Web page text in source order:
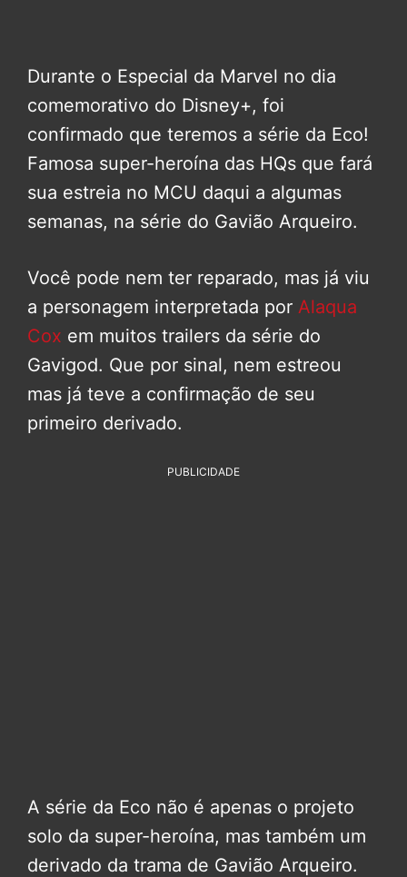
Durante o Especial da Marvel no dia
comemorativo do Disney+, foi
confirmado que teremos a série da Eco!
Famosa super-heroína das HQs que fará
sua estreia no MCU daqui a algumas
semanas, na série do Gavião Arqueiro.
Você pode nem ter reparado, mas já viu
a personagem interpretada por Alaqua
Cox em muitos trailers da série do
Gavigod. Que por sinal, nem estreou
mas já teve a confirmação de seu
primeiro derivado.
PUBLICIDADE
A série da Eco não é apenas o projeto
solo da super-heroína, mas também um
derivado da trama de Gavião Arqueiro.